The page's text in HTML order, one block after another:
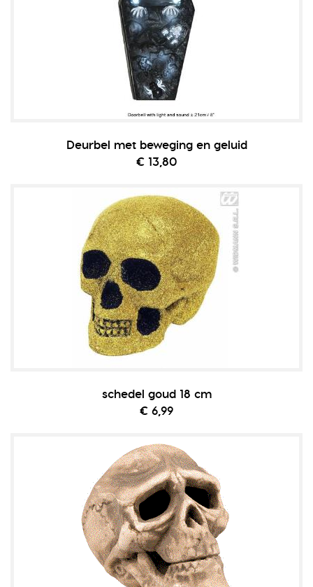
Deurbel met beweging en geluid
€ 13,80
schedel goud 18 cm
€ 6,99